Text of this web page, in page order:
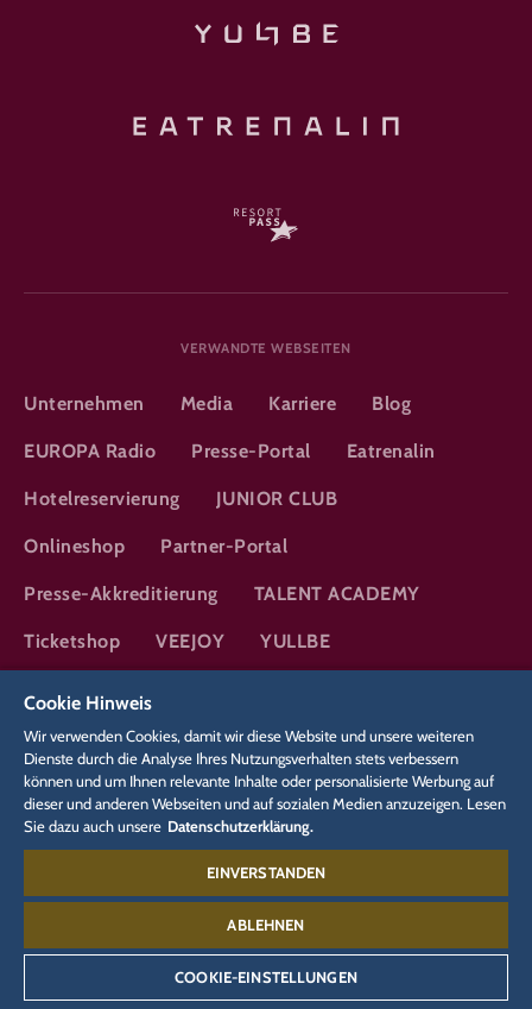
VERWANDTE WEBSEITEN
Unternehmen Media Karriere Blog
EUROPA Radio Presse-Portal Eatrenalin
Hotelreservierung JUNIOR CLUB
Onlineshop Partner-Portal
Presse-Akkreditierung TALENT ACADEMY
Ticketshop VEEJOY YULLBE
Datenschutzerklärung Cookie-Einstellungen
Rechtliches
Hotels:
07822 860-0
Silver Lake City:
07822 860-5566
Europa-Park GmbH & Co Mack KG
Cookie Hinweis
Wir verwenden Cookies, damit wir diese Website und unsere weiteren
Dienste durch die Analyse Ihres Nutzungsverhalten stets verbessern
können und um Ihnen relevante Inhalte oder personalisierte Werbung auf
dieser und anderen Webseiten und auf sozialen Medien anzuzeigen. Lesen
Sie dazu auch unsere Datenschutzerklärung.
EINVERSTANDEN
ABLEHNEN
COOKIE-EINSTELLUNGEN